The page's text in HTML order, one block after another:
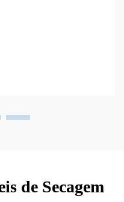
de Secagem